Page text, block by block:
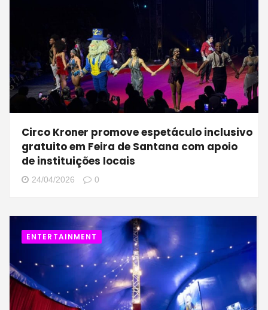
Circo Kroner promove espetáculo inclusivo
gratuito em Feira de Santana com apoio
de instituições locais
24/04/2026 0
ENTERTAINMENT